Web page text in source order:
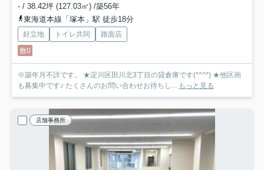
- / 38.42坪 (127.03㎡) /築56年
東海道本線「塚本」駅 徒歩18分
好立地 トイレ共同
路面店
敷0
※築年月不詳です。 ★淀川区田川北3丁目の貸倉庫です(*^^*) ★他区画
も募集中です♪ たくさんのお問い合わせお待ちし...
もっと見る
店舗事務所